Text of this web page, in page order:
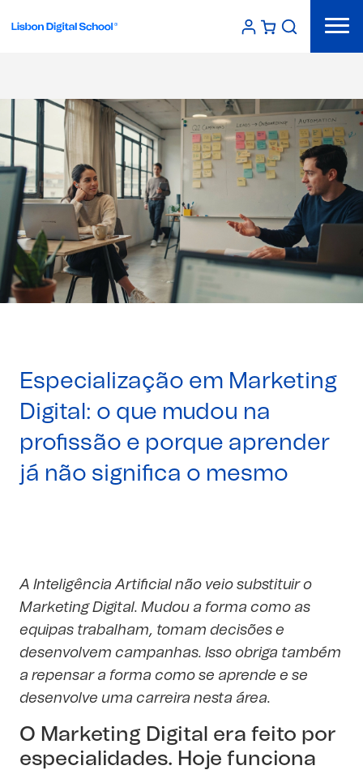
Especialização em Marketing
Digital: o que mudou na
profissão e porque aprender
já não significa o mesmo
A Inteligência Artificial não veio substituir o
Marketing Digital. Mudou a forma como as
equipas trabalham, tomam decisões e
desenvolvem campanhas. Isso obriga também
a repensar a forma como se aprende e se
desenvolve uma carreira nesta área.
O Marketing Digital era feito por
especialidades. Hoje funciona